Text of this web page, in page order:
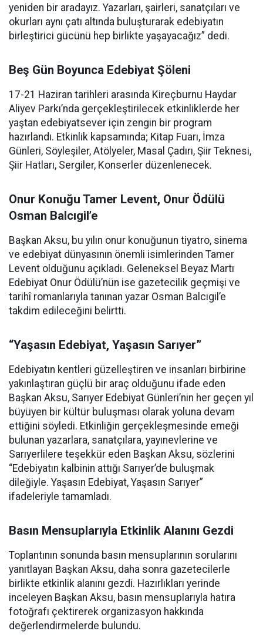
yeniden bir aradayız. Yazarları, şairleri, sanatçıları ve
okurları aynı çatı altında buluşturarak edebiyatın
birleştirici gücünü hep birlikte yaşayacağız” dedi.
Beş Gün Boyunca Edebiyat Şöleni
17-21 Haziran tarihleri arasında Kireçburnu Haydar
Aliyev Parkı’nda gerçekleştirilecek etkinliklerde her
yaştan edebiyatsever için zengin bir program
hazırlandı. Etkinlik kapsamında; Kitap Fuarı, İmza
Günleri, Söyleşiler, Atölyeler, Masal Çadırı, Şiir Teknesi,
Şiir Hatları, Sergiler, Konserler düzenlenecek.
Onur Konuğu Tamer Levent, Onur Ödülü
Osman Balcıgil’e
Başkan Aksu, bu yılın onur konuğunun tiyatro, sinema
ve edebiyat dünyasının önemli isimlerinden Tamer
Levent olduğunu açıkladı. Geleneksel Beyaz Martı
Edebiyat Onur Ödülü’nün ise gazetecilik geçmişi ve
tarihî romanlarıyla tanınan yazar Osman Balcıgil’e
takdim edileceğini belirtti.
“Yaşasın Edebiyat, Yaşasın Sarıyer”
Edebiyatın kentleri güzelleştiren ve insanları birbirine
yakınlaştıran güçlü bir araç olduğunu ifade eden
Başkan Aksu, Sarıyer Edebiyat Günleri’nin her geçen yıl
büyüyen bir kültür buluşması olarak yoluna devam
ettiğini söyledi. Etkinliğin gerçekleşmesinde emeği
bulunan yazarlara, sanatçılara, yayınevlerine ve
Sarıyerlilere teşekkür eden Başkan Aksu, sözlerini
“Edebiyatın kalbinin attığı Sarıyer’de buluşmak
dileğiyle. Yaşasın Edebiyat, Yaşasın Sarıyer”
ifadeleriyle tamamladı.
Basın Mensuplarıyla Etkinlik Alanını Gezdi
Toplantının sonunda basın mensuplarının sorularını
yanıtlayan Başkan Aksu, daha sonra gazetecilerle
birlikte etkinlik alanını gezdi. Hazırlıkları yerinde
inceleyen Başkan Aksu, basın mensuplarıyla hatıra
fotoğrafı çektirerek organizasyon hakkında
değerlendirmelerde bulundu.